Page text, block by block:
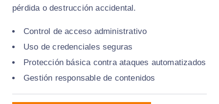
pérdida o destrucción accidental.
Control de acceso administrativo
Uso de credenciales seguras
Protección básica contra ataques automatizados
Gestión responsable de contenidos